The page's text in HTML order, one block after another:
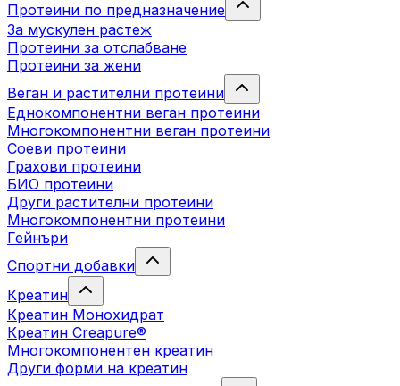
Протеини по предназначение
За мускулен растеж
Протеини за отслабване
Протеини за жени
Веган и растителни протеини
Еднокомпонентни веган протеини
Многокомпонентни веган протеини
Соеви протеини
Грахови протеини
БИО протеини
Други растителни протеини
Многокомпонентни протеини
Гейнъри
Спортни добавки
Креатин
Креатин Монохидрат
Креатин Creapure®
Многокомпонентен креатин
Други форми на креатин